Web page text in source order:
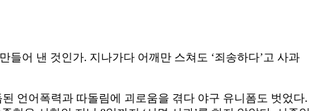
어 낸 것인가. 지나가다 어깨만 스쳐도 ‘죄송하다’고 사과
언어폭력과 따돌림에 괴로움을 겪다 야구 유니폼도 벗었다.